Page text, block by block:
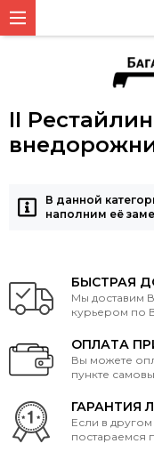
II
В данной
наполним её
БЫСТРАЯ
Мы доставим
курьером по
ОПЛАТА
Вы можете
пункте
ГАРАНТИЯ
Если в
постараемся